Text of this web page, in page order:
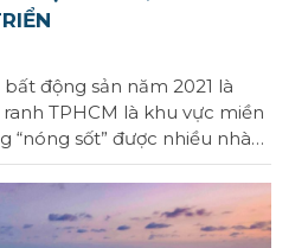
động sản năm 2021 là
TPHCM là khu vực miền
“nóng sốt” được nhiều nhà
khu vực Long An, với phân
Chính là một trong những
nhiều nhà đầu tư. Hãy
lý do vì sao ...